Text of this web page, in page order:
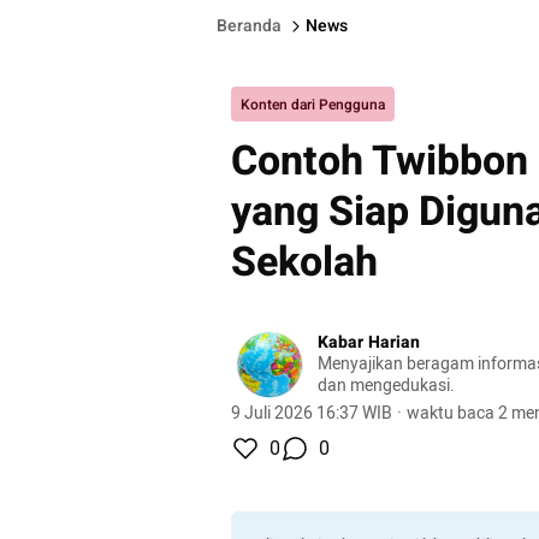
Beranda News
Konten dari Pengguna
Contoh
yang Siap
Sekolah
Kabar Harian
Menyajikan beragam
dan mengedukasi.
9 Juli 2026 16:37 WIB · waktu baca 2
0 0